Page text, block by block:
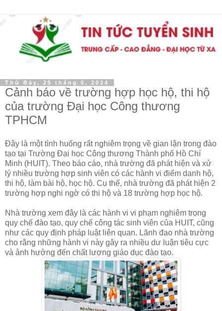
Thứ Bảy, 25 tháng 5, 2024
Cảnh báo về trường hợp học hộ, thi hộ
của trường Đại học Công thương
TPHCM
Đây là một tình huống rất nghiêm trọng về gian lận trong đào
tạo tại Trường Đại học Công thương Thành phố Hồ Chí
Minh (HUIT). Theo báo cáo, nhà trường đã phát hiện và xử
lý nhiều trường hợp sinh viên có các hành vi điểm danh hộ,
thi hộ, làm bài hộ, học hộ. Cụ thể, nhà trường đã phát hiện 2
trường hợp nghi ngờ có thi hộ và 18 trường hợp học hộ.
Nhà trường xem đây là các hành vi vi phạm nghiêm trọng
quy chế đào tạo, quy chế công tác sinh viên của HUIT, cũng
như các quy định pháp luật liên quan. Lãnh đạo nhà trường
cho rằng những hành vi này gây ra nhiều dư luận tiêu cực
và ảnh hưởng đến chất lượng giáo dục đào tạo.